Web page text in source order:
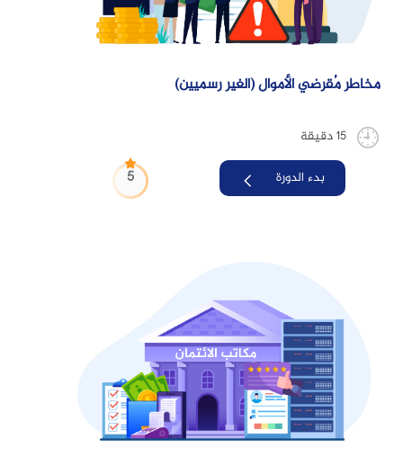
15 دقيقة
مخاطر مُقرضي الأموال (الغير رسميين)
بدء الدورة 5